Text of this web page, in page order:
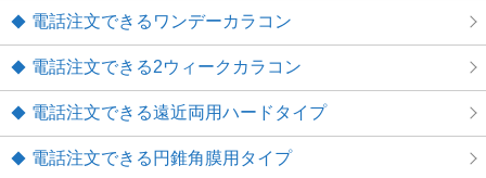
電話注文できるワンデーカラコン
電話注文できる2ウィークカラコン
電話注文できる遠近両用ハードタイプ
電話注文できる円錐角膜用タイプ